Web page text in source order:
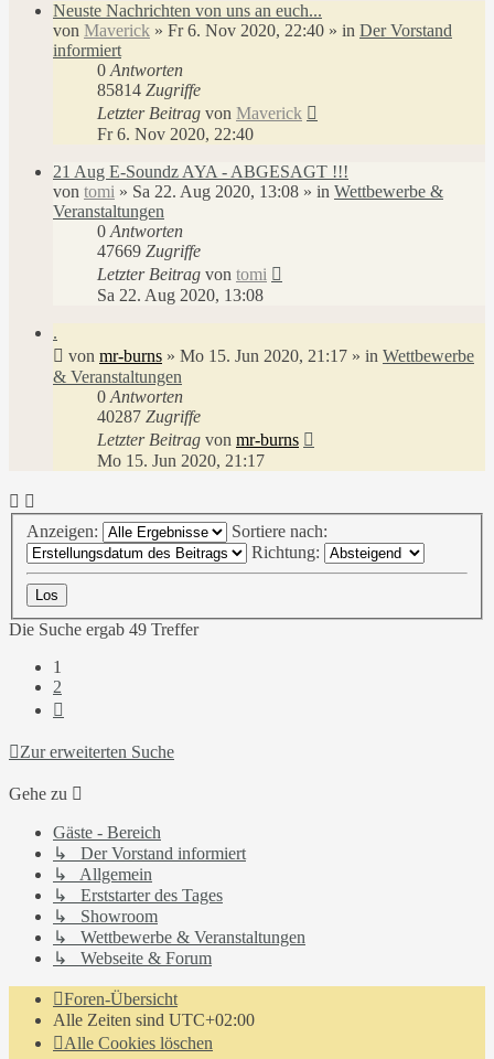
Neuste Nachrichten von uns an euch...
von Maverick » Fr 6. Nov 2020, 22:40 » in Der Vorstand
informiert
0 Antworten
85814 Zugriffe
Letzter Beitrag von Maverick
Fr 6. Nov 2020, 22:40
21 Aug E-Soundz AYA - ABGESAGT !!!
von tomi » Sa 22. Aug 2020, 13:08 » in Wettbewerbe &
Veranstaltungen
0 Antworten
47669 Zugriffe
Letzter Beitrag von tomi
Sa 22. Aug 2020, 13:08
.
von mr-burns » Mo 15. Jun 2020, 21:17 » in Wettbewerbe
& Veranstaltungen
0 Antworten
40287 Zugriffe
Letzter Beitrag von mr-burns
Mo 15. Jun 2020, 21:17
Anzeigen:
Sortiere nach:
Richtung:
Die Suche ergab 49 Treffer
1
2
Zur erweiterten Suche
Gehe zu
Gäste - Bereich
↳ Der Vorstand informiert
↳ Allgemein
↳ Erststarter des Tages
↳ Showroom
↳ Wettbewerbe & Veranstaltungen
↳ Webseite & Forum
Foren-Übersicht
Alle Zeiten sind UTC+02:00
Alle Cookies löschen